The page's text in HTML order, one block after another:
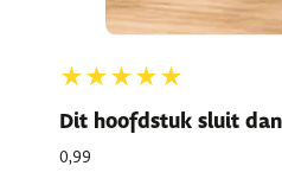
★★★★★
Dit hoofdstuk sluit
0,99